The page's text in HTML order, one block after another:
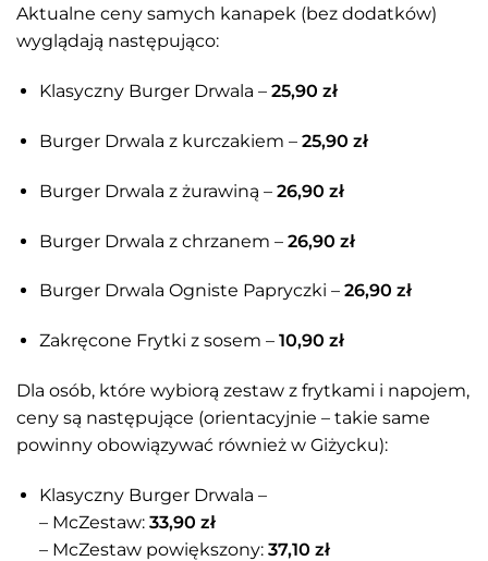
Aktualne ceny samych kanapek (bez dodatków)
wyglądają następująco:
Klasyczny Burger Drwala – 25,90 zł
Burger Drwala z kurczakiem – 25,90 zł
Burger Drwala z żurawiną – 26,90 zł
Burger Drwala z chrzanem – 26,90 zł
Burger Drwala Ogniste Papryczki – 26,90 zł
Zakręcone Frytki z sosem – 10,90 zł
Dla osób, które wybiorą zestaw z frytkami i napojem,
ceny są następujące (orientacyjnie – takie same
powinny obowiązywać również w Giżycku):
Klasyczny Burger Drwala –
– McZestaw: 33,90 zł
– McZestaw powiększony: 37,10 zł